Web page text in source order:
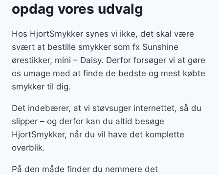
opdag vores udvalg
Hos HjortSmykker synes vi ikke, det skal være
svært at bestille smykker som fx Sunshine
ørestikker, mini – Daisy. Derfor forsøger vi at gøre
os umage med at finde de bedste og mest købte
smykker til dig.
Det indebærer, at vi støvsuger internettet, så du
slipper – og derfor kan du altid besøge
HjortSmykker, når du vil have det komplette
overblik.
På den måde finder du nemmere det